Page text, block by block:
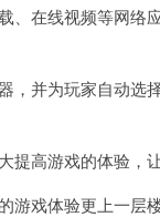
在线视频等网络
并为玩家自动选
高游戏的体验，
戏体验更上一层楼